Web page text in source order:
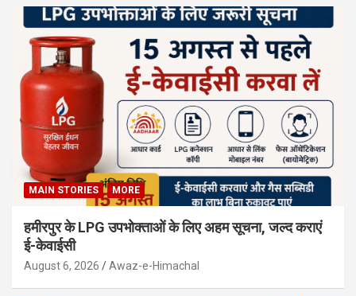
MAIN STORIES MORE
हमीरपुर के LPG उपभोक्ताओं के लिए अहम सूचना, जल्द कराएं
ई-केवाईसी
August 6, 2026 Awaz-e-Himachal